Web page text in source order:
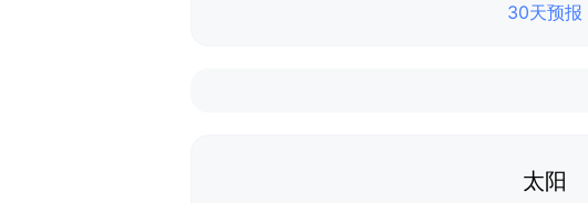
30天预报
太阳